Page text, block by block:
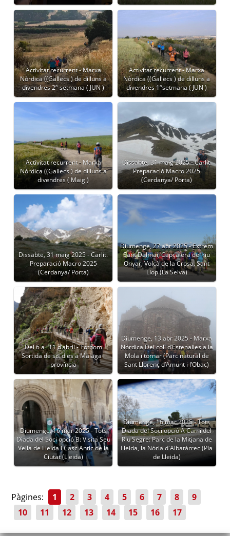
Activitat recurrent - Marxa
Nòrdica ((Gallecs ) de dilluns a
divendres 2º setmana ( JUN )
Activitat recurrent - Marxa
Nòrdica ((Gallecs ) de dilluns a
divendres 1ºsetmana ( JUN )
Activitat recurrent - Marxa
Nòrdica ((Gallecs ) de dilluns a
divendres ( Maig )
Dissabte, 31 maig 2025 - Carlit.
Preparació Macro 2025
(Cerdanya/ Porta)
Dissabte, 31 maig 2025 - Carlit.
Preparació Macro 2025
(Cerdanya/ Porta)
Diumenge, 27 abr 2025 - Extrem
Sant Dalmai, Capçalera del riu
Onyar, Volcà de la Crosa, Sant
Llop (La Selva)
Del 6 a l’11 d’abril - Tothom
Sortida de sis dies a Màlaga i
província
Diumenge, 13 abr 2025 - Marxa
Nòrdica Del coll d’Estenalles a la
Mola i tornar (Parc natural de
Sant Llorenç d’Amunt i l’Obac)
Diumenge, 16 mar 2025 - Tots
Diada del Soci opció B: Visita Seu
Vella de Lleida i Casc Antic de la
Ciutat (Lleida)
Diumenge, 16 mar 2025 - Tots
Diada del Soci opció A Camí del
Riu Segre: Parc de la Mitjana de
Lleida, la Nòria d'Albatàrrec (Pla
de Lleida)
Pàgines: 1 2 3 4 5 6 7 8
9
10
11 12 13 14 15 16 17